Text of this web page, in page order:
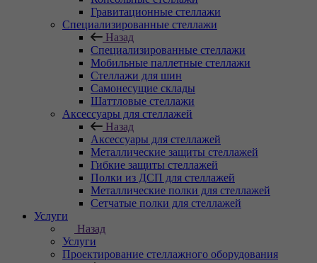
Гравитационные стеллажи
Специализированные стеллажи
Назад
Специализированные стеллажи
Мобильные паллетные стеллажи
Стеллажи для шин
Самонесущие склады
Шаттловые стеллажи
Аксессуары для стеллажей
Назад
Аксессуары для стеллажей
Металлические защиты стеллажей
Гибкие защиты стеллажей
Полки из ДСП для стеллажей
Металлические полки для стеллажей
Сетчатые полки для стеллажей
Услуги
Назад
Услуги
Проектирование стеллажного оборудования